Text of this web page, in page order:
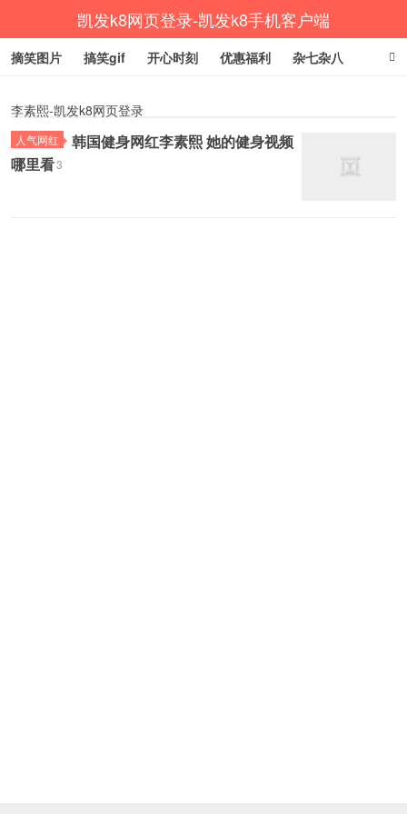
凯发k8网页登录-凯发k8手机客户端
摘笑图片 搞笑gif 开心时刻 优惠福利 杂七杂八
李素熙-凯发k8网页登录
人气网红
韩国健身网红李素熙 她的健身视频
哪里看3